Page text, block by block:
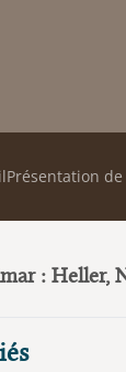
Présentation
: